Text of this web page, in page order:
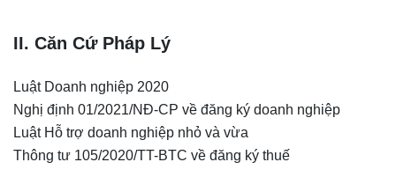
II. Căn Cứ Pháp Lý
Luật Doanh nghiệp 2020
Nghị định 01/2021/NĐ-CP về đăng ký doanh nghiệp
Luật Hỗ trợ doanh nghiệp nhỏ và vừa
Thông tư 105/2020/TT-BTC về đăng ký thuế